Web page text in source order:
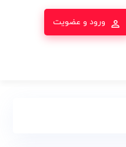
ورود و عضویت